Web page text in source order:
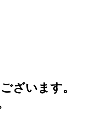
ざいます。